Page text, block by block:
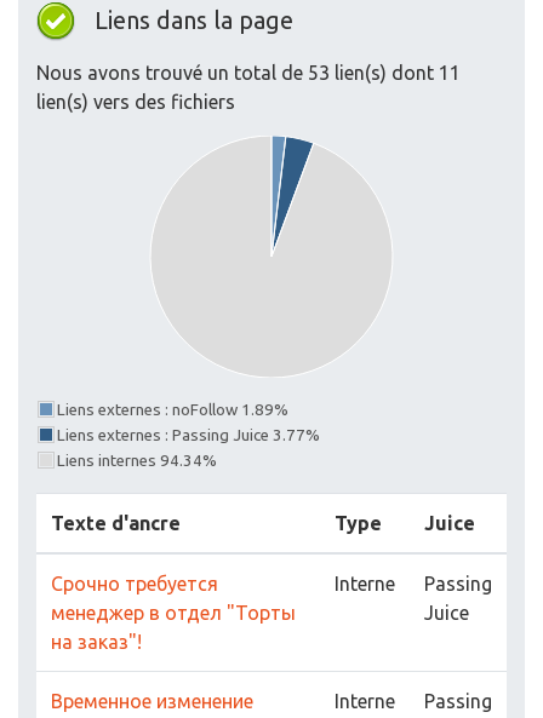
Liens dans la page
Nous avons trouvé un total de 53 lien(s) dont 11
lien(s) vers des fichiers
Liens externes : noFollow 1.89%
Liens externes : Passing Juice 3.77%
Liens internes 94.34%
Texte d'ancre Type Juice
Срочно требуется
менеджер в отдел "Торты
на заказ"!
Interne
Passing
Juice
Временное изменение
Interne
Passing